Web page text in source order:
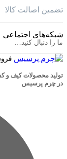
کالا
اجتماعی
کنید…
فروشگاه
کیف و کفش از